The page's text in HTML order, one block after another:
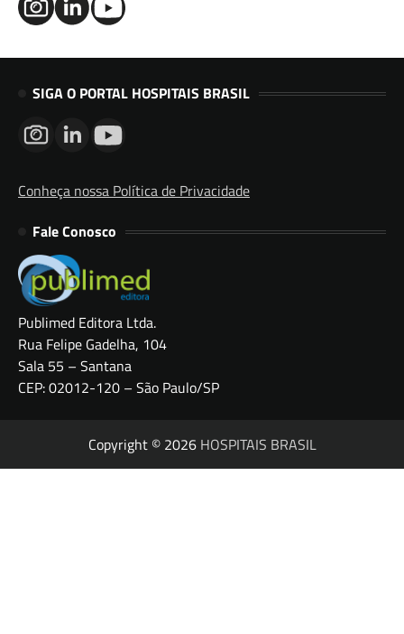
SIGA O PORTAL HOSPITAIS BRASIL
Conheça nossa Política de Privacidade
Fale Conosco
Publimed Editora Ltda.
Rua Felipe Gadelha, 104
Sala 55 – Santana
CEP: 02012-120 – São Paulo/SP
Copyright © 2026 HOSPITAIS BRASIL